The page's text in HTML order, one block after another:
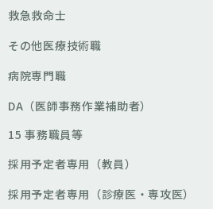
救急救命士
その他医療技術職
病院専門職
DA（医師事務作業補助者）
15 事務職員等
採用予定者専用（教員）
採用予定者専用（診療医・専攻医）